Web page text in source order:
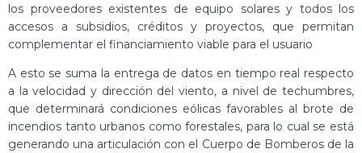
los proveedores existentes de equipo solares y todos los
accesos a subsidios, créditos y proyectos, que permitan
complementar el financiamiento viable para el usuario
A esto se suma la entrega de datos en tiempo real respecto
a la velocidad y dirección del viento, a nivel de techumbres,
que determinará condiciones eólicas favorables al brote de
incendios tanto urbanos como forestales, para lo cual se está
generando una articulación con el Cuerpo de Bomberos de la